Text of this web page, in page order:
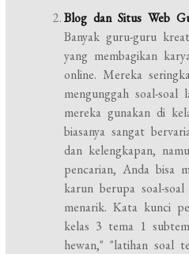
Blog dan Situs Web
Banyak guru-guru
yang membagikan
online. Mereka
mengunggah soal-
mereka gunakan di
biasanya sangat
dan kelengkapan,
pencarian, Anda bisa
karun berupa soal-
menarik. Kata kunci
kelas 3 tema 1
hewan," "latihan soal